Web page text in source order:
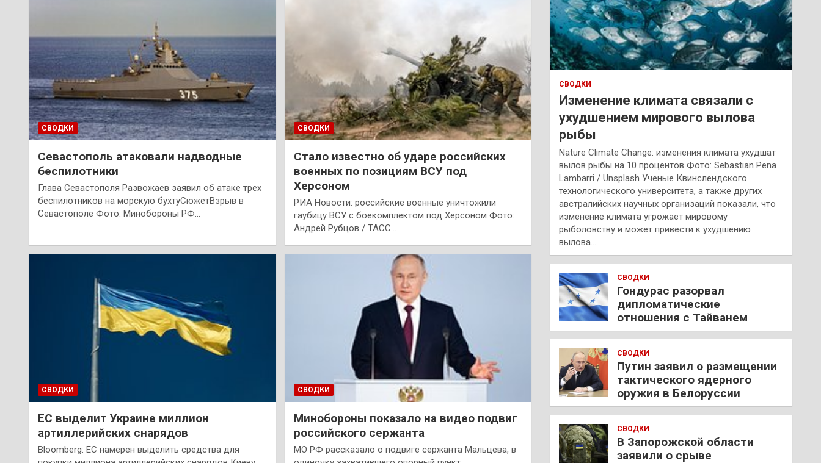
СВОДКИ
Севастополь атаковали надводные
беспилотники
Глава Севастополя Развожаев заявил об атаке трех
беспилотников на морскую бухтуСюжетВзрыв в
Севастополе Фото: Минобороны РФ…
СВОДКИ
Стало известно об ударе российских
военных по позициям ВСУ под
Херсоном
РИА Новости: российские военные уничтожили
гаубицу ВСУ с боекомплектом под Херсоном Фото:
Андрей Рубцов / ТАСС…
СВОДКИ
ЕС выделит Украине миллион
артиллерийских снарядов
Bloomberg: ЕС намерен выделить средства для
СВОДКИ
Минобороны показало на видео подвиг
российского сержанта
МО РФ рассказало о подвиге сержанта Мальцева, в
СВОДКИ
Изменение климата связали с
ухудшением мирового вылова
рыбы
Nature Climate Change: изменения климата ухудшат
вылов рыбы на 10 процентов Фото: Sebastian Pena
Lambarri / Unsplash Ученые Квинслендского
технологического университета, а также других
австралийских научных организаций показали, что
изменение климата угрожает мировому
рыболовству и может привести к ухудшению
вылова…
СВОДКИ
Гондурас разорвал
дипломатические
отношения с Тайванем
СВОДКИ
Путин заявил о размещении
тактического ядерного
оружия в Белоруссии
СВОДКИ
В Запорожской области
заявили о срыве